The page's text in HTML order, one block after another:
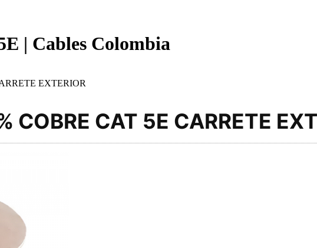
| Cables Colombia
EXTERIOR
COBRE CAT 5E CARRETE